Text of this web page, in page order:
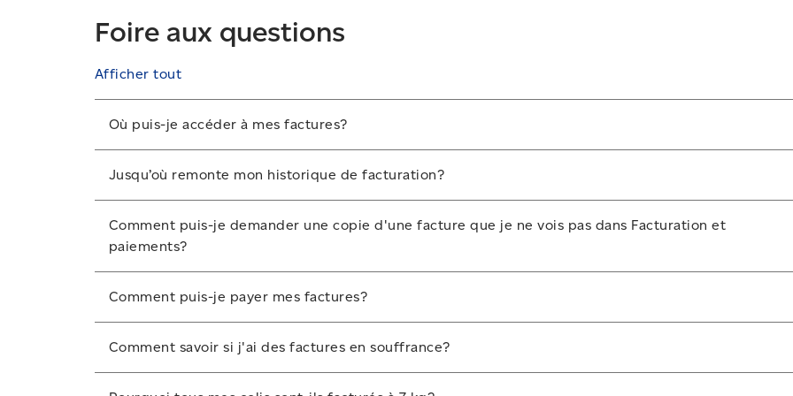
Foire aux questions
Afficher tout
Où puis-je accéder à mes factures?
d’entreprise.
Ouvrez une session.
À partir du menu déroulant global, sélectionnez
Jusqu’où remonte mon historique de facturation?
qu’elles ne soient plus disponibles.
Comment puis-je demander une copie d'une facture que je ne vois pas dans Facturation et
paiements?
de gestion du crédit au1-800-267-7651. Des frais de service peuvent s'appliquer.
Comment puis-je payer mes factures?
Comment savoir si j'ai des factures en souffrance?
Ouvrez une session